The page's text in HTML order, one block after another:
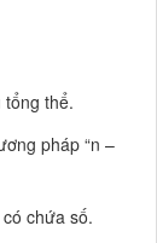
tổng thể.
pháp “n –
chứa số.